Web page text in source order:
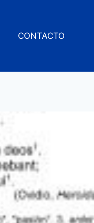
CONTACTO